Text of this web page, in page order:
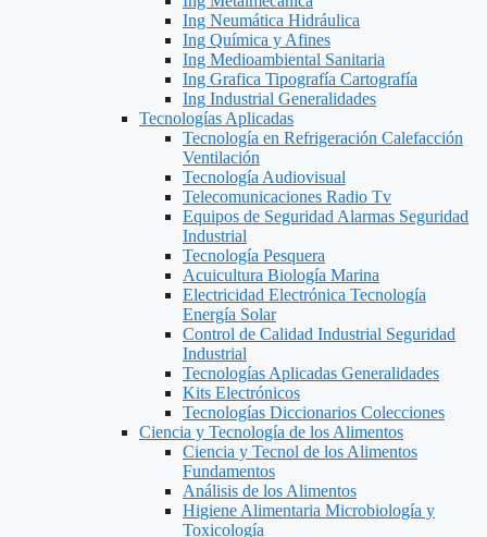
Ing Neumática Hidráulica
Ing Química y Afines
Ing Medioambiental Sanitaria
Ing Grafica Tipografía Cartografía
Ing Industrial Generalidades
Tecnologías Aplicadas
Tecnología en Refrigeración Calefacción
Ventilación
Tecnología Audiovisual
Telecomunicaciones Radio Tv
Equipos de Seguridad Alarmas Seguridad
Industrial
Tecnología Pesquera
Acuicultura Biología Marina
Electricidad Electrónica Tecnología
Energía Solar
Control de Calidad Industrial Seguridad
Industrial
Tecnologías Aplicadas Generalidades
Kits Electrónicos
Tecnologías Diccionarios Colecciones
Ciencia y Tecnología de los Alimentos
Ciencia y Tecnol de los Alimentos
Fundamentos
Análisis de los Alimentos
Higiene Alimentaria Microbiología y
Toxicología